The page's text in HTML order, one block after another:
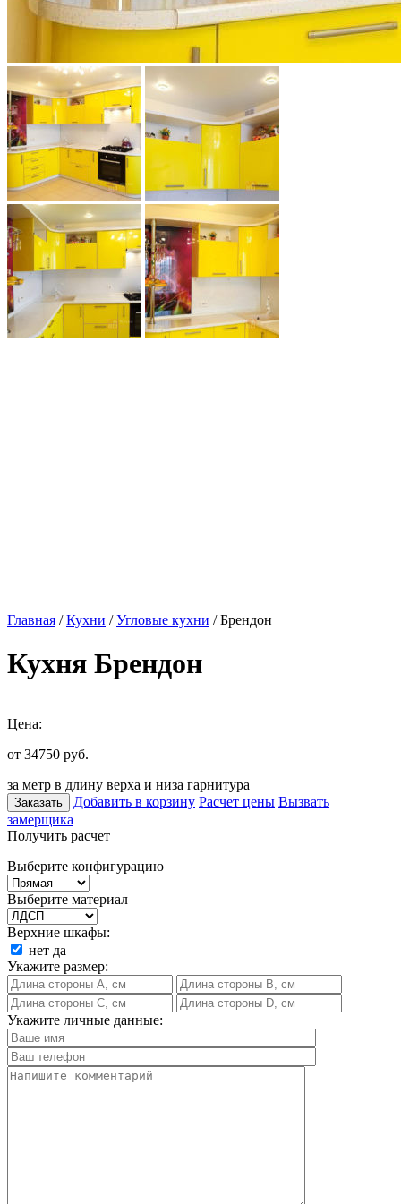
Главная /Кухни /Угловые кухни / Брендон
Кухня Брендон
Цена:
от 34750 руб.
за метр в длину верха и низа гарнитура
Заказать Добавить в корзину Расчет цены Вызвать
замерщика
Получить расчет
Выберите конфигурацию
Выберите материал
Верхние шкафы:
нет да
Укажите размер:
Укажите личные данные: